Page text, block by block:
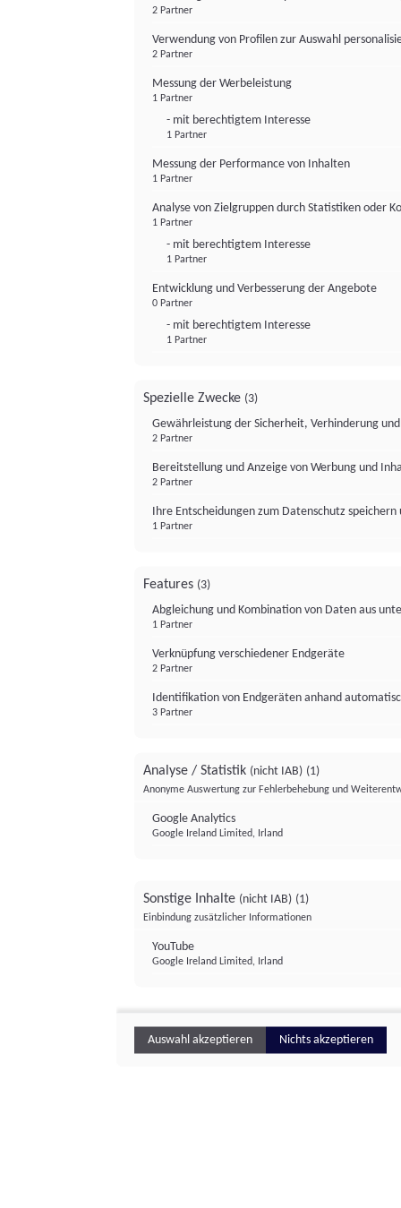
2 Partner
Verwendung von Profilen zur Auswahl
2 Partner
Messung der Werbeleistung
1 Partner
- mit berechtigtem Interesse
1 Partner
Messung der Performance von Inhalten
1 Partner
Analyse von Zielgruppen durch Statistiken oder
1 Partner
- mit berechtigtem Interesse
1 Partner
Entwicklung und Verbesserung der Angebote
0 Partner
- mit berechtigtem Interesse
1 Partner
Spezielle Zwecke (3)
Gewährleistung der Sicherheit, Verhinderung
2 Partner
Bereitstellung und Anzeige von Werbung und
2 Partner
Ihre Entscheidungen zum Datenschutz
1 Partner
Features (3)
Abgleichung und Kombination von Daten aus
1 Partner
Verknüpfung verschiedener Endgeräte
2 Partner
Identifikation von Endgeräten anhand
3 Partner
Analyse / Statistik (nicht IAB) (1)
Anonyme Auswertung zur Fehlerbehebung und
Google Analytics
Google Ireland Limited, Irland
Sonstige Inhalte (nicht IAB) (1)
Einbindung zusätzlicher Informationen
YouTube
Google Ireland Limited, Irland
Auswahl akzeptieren Nichts akzeptieren